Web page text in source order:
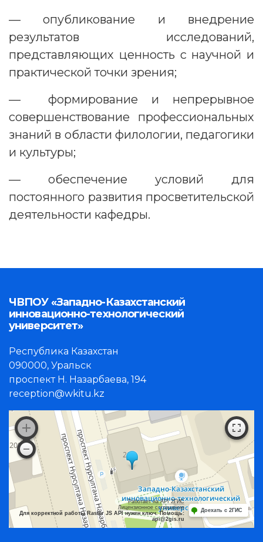
— опубликование и внедрение
результатов исследований,
представляющих ценность с научной и
практической точки зрения;
— формирование и непрерывное
совершенствование профессиональных
знаний в области филологии, педагогики
и культуры;
— обеспечение условий для
постоянного развития просветительской
деятельности кафедры.
ЧВПОУ «Западно-Казахстанский
инновационно-технологический
университет»
Республика Казахстан
090000, Уральск
проспект Н. Назарбаева, 194
reception@wkitu.kz
Работает на API 2ГИС
Лицензионное соглашение
Для корректной работы Raster JS API нужен ключ. Помощь:
api@2gis.ru
Доехать с 2ГИС